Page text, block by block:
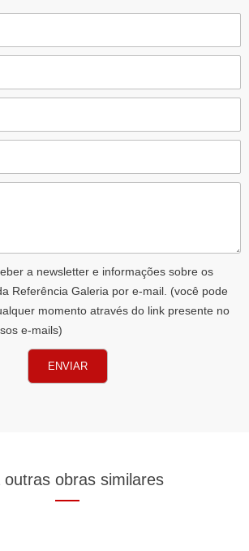
a newsletter e informações sobre os
Referência Galeria por e-mail. (você pode
momento através do link presente no
e-mails)
ENVIAR
outras obras similares